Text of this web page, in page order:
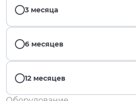
3 месяца
6 месяцев
12 месяцев